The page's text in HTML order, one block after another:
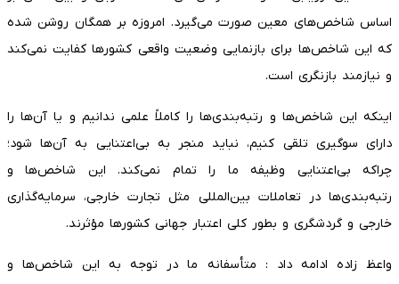
اساس شاخص‌های معین صورت می‌گیرد. امروزه بر همگان روشن شده
که این شاخص‌ها برای بازنمایی وضعیت واقعی کشورها کفایت نمی‌کند
و نیازمند بازنگری است.
اینکه این شاخص‌ها و رتبه‌بندی‌ها را کاملاً علمی ندانیم و یا آن‌ها را
دارای سوگیری تلقی کنیم، نباید منجر به بی‌اعتنایی به آن‌ها شود؛
چراکه بی‌اعتنایی وظیفه ما را تمام نمی‌کند. این شاخص‌ها و
رتبه‌بندی‌ها در تعاملات بین‌المللی مثل تجارت خارجی، سرمایه‌گذاری
خارجی و گردشگری و بطور کلی اعتبار جهانی کشورها مؤثرند.
واعظ زاده ادامه داد : متأسفانه ما در توجه به این شاخص‌ها و